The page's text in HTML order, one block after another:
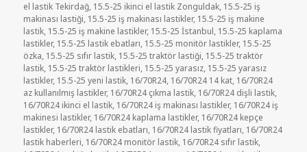
el lastik Tekirdağ, 15.5-25 ikinci el lastik Zonguldak, 15.5-25 iş
makinası lastiği, 15.5-25 iş makinası lastikler, 15.5-25 iş makine
lastik, 15.5-25 iş makine lastikler, 15.5-25 İstanbul, 15.5-25 kaplama
lastikler, 15.5-25 lastik ebatları, 15.5-25 monitör lastikler, 15.5-25
özka, 15.5-25 sıfır lastik, 15.5-25 traktör lastiği, 15.5-25 traktör
lastik, 15.5-25 traktör lastikleri, 15.5-25 yarasız, 15.5-25 yarasız
lastikler, 15.5-25 yeni lastik, 16/70R24, 16/70R24 14 kat, 16/70R24
az kullanılmış lastikler, 16/70R24 çıkma lastik, 16/70R24 dişli lastik,
16/70R24 ikinci el lastik, 16/70R24 iş makinası lastikler, 16/70R24 iş
makinesi lastikler, 16/70R24 kaplama lastikler, 16/70R24 kepçe
lastikler, 16/70R24 lastik ebatları, 16/70R24 lastik fiyatları, 16/70R24
lastik haberleri, 16/70R24 monitör lastik, 16/70R24 sıfır lastik,